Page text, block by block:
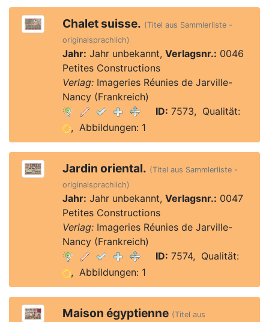
Chalet suisse. (Titel aus Sammlerliste -
originalsprachlich)
Jahr: Jahr unbekannt, Verlagsnr.: 0046
Petites Constructions
Verlag:Imageries Réunies de Jarville-
Nancy (Frankreich)
ID: 7573, Qualität:
, Abbildungen: 1
Jardin oriental. (Titel aus Sammlerliste -
originalsprachlich)
Jahr: Jahr unbekannt, Verlagsnr.: 0047
Petites Constructions
Verlag:Imageries Réunies de Jarville-
Nancy (Frankreich)
ID: 7574, Qualität:
, Abbildungen: 1
Maison égyptienne (Titel aus